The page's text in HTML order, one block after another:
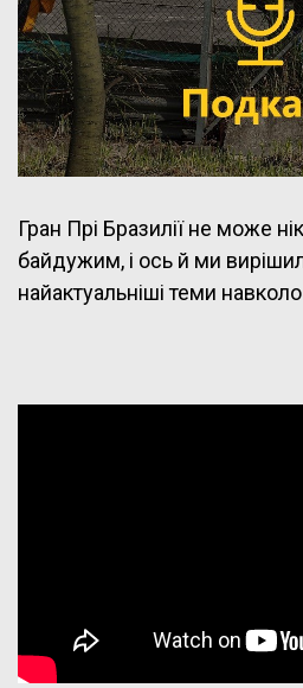
Гран Прі Бразилії не може
байдужим, і ось й ми
найактуальніші теми